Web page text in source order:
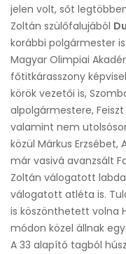
jelen volt, sőt
Zoltán szülőfalujából
korábbi polgármester
Magyar Olimpiai
főtitkárasszony
körök vezetői is,
alpolgármestere,
valamint nem
közül Márkus
már vasivá avanzsált
Zoltán válogatott
válogatott atléta is.
is köszönthetett volna
módon közel állnak
A 33 alapító tagból